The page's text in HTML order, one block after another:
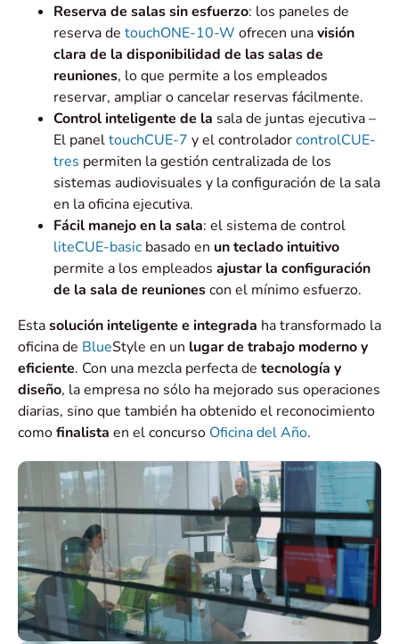
Reserva de salas sin esfuerzo: los paneles de
reserva de touchONE-10-W ofrecen unavisión
clara de la disponibilidad de las salas de
reuniones, lo que permite a los empleados
reservar, ampliar o cancelar reservas fácilmente.
Control inteligente de la sala de juntas ejecutiva –
El paneltouchCUE-7 y el controladorcontrolCUE-
tres permiten la gestión centralizada de los
sistemas audiovisuales y la configuración de la sala
en la oficina ejecutiva.
Fácil manejo en la sala: el sistema de control
liteCUE-basic basado en un teclado intuitivo
permite a los empleados ajustar la configuración
de la sala de reunionescon el mínimo esfuerzo.
Estasolución inteligente e integrada ha transformado la
oficina de BlueStyle en un lugar de trabajo moderno y
eficiente. Con una mezcla perfecta de tecnología y
diseño, la empresa no sólo ha mejorado sus operaciones
diarias, sino que también ha obtenido el reconocimiento
comofinalista en el concurso Oficina del Año.